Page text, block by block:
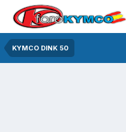
KYMCO DINK 50